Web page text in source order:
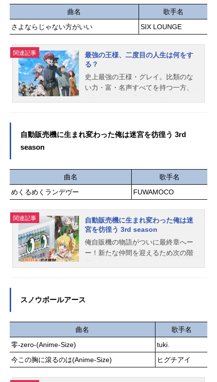
菜総作画監督：滝本祥子 林夏菜美
術監督：諸熊倫子背景スタジオ：ス
タジオ天神色彩設計：月野えりか3D
監督：齋藤威志3DCGスタジオ：ワイ
ヤード撮影監督：柳田貴志撮影スタ
ジオ：EXPLOSION音響監督：土屋雅
紀音...
れた偉人──"グレートゴースト"。霊
能力者集団──"ＴＥＲＡ"。そして響
く──"憑依鎮魂歌"。「これは、私が
名ゴーストコンサート:missingSongs
放送形態TVアニメスケジュール2026
年4月5日（日）～2026年6月21日
（日）TOKYOMX・BS朝日・関西テ
葉哲：入野自由MiucS（ミウクス）：
案：上松範康原作：UNISON Projec
tMiucS監督・シリーズ構成：神保昌
登キャラクターデザイン：宇井川真
明美術監督：草間徹也 里見篤美術
計：小谷和樹撮影監督：佐藤敦オフ
ライン編集：近藤勇二音響監督：土
屋雅紀音響効果：上野励音楽：Elem
ents...
曲名
歌手名
さよならじゃない方がいい
SIX LOUNGE
関連記事
最強の王様、二度目の人生は何をす
る？
史上最強の王様・グレイ。比類のな
い力・富・名声すべてを持つ一方、
突然の死を遂げてしまい、無力な赤
子・アーサーとして魔法世界に転生
子から成長していく日々に、前世と
は異なる喜びを覚えていくアーサ
ー。そんな時、旅の途中で家族が盗
に満ちた“二度目の人生”が始まる─
─！作品名最強の王様、二度目の人生
は何をする？放送形態TVアニメスケ
ジュール2025年4月2日（水）〜2025
年6月18日（水）フジテレビ「＋Ultr
a」ほか話数全12話キャストアーサ
那ジャスミン・フレームスワース：
リス：前田玲奈ダーデン：高橋伸也
アダム：木村太飛ヘレン：小倉弥優
アンジェラ：明智璃子シルビア：井
澤詩織イライジャ・ナイト：佐藤元
ルーカス・ワイクス：千葉翔也スタ
ッフBasedonthecomicseries,created
自動販売機に生まれ変わった俺は迷宮を彷徨う 3rd
season
曲名
歌手名
めくるめくランデヴー
FUWAMOCO
関連記事
自動販売機に生まれ変わった俺は迷
宮を彷徨う 3rd season
俺自販機の物語がついに最終章へー
ー！​新たな仲間を迎えるため次の階
か？作品名自動販売機に生まれ変わ
った俺は迷宮を彷徨う3rdseason放送
形態TVアニメシリーズ自動販売機に
生まれ変わった俺は迷宮を彷徨うス
スノウボールアース
曲名
歌手名
零-zero-(Anime-Size)
tuki.
今この胸に滾るのは(Anime-Size)
ヒグチアイ